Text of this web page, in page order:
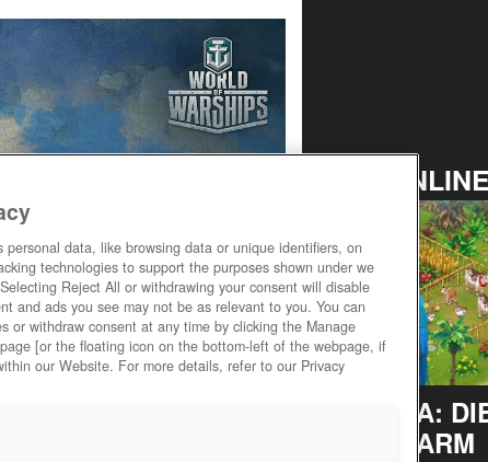
TOP
TAONGA:
INSELFARM
personal data, like browsing data or unique identifiers, on
technologies to support the purposes shown under we
Reject All or withdrawing your consent will disable
and ads you see may not be as relevant to you. You can
or withdraw consent at any time by clicking the Manage
[or the floating icon on the bottom-left of the webpage, if
our Website. For more details, refer to our Privacy